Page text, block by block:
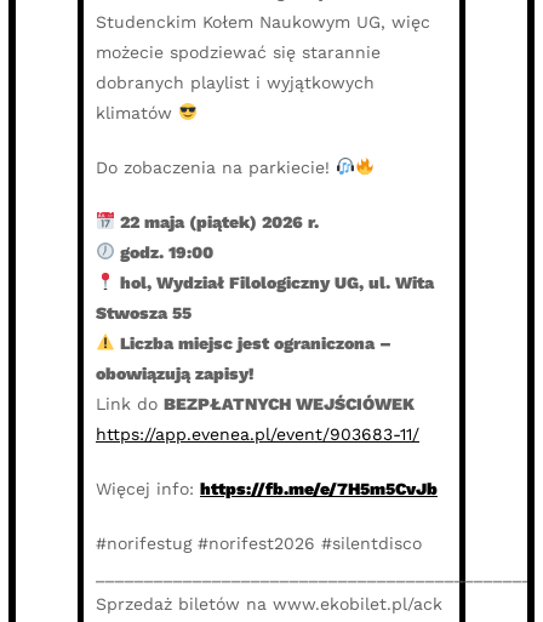
Studenckim Kołem Naukowym UG, więc
możecie spodziewać się starannie
dobranych playlist i wyjątkowych
klimatów
Do zobaczenia na parkiecie!
22 maja (piątek) 2026 r.
godz. 19:00
hol, Wydział Filologiczny UG, ul. Wita
Stwosza 55
Liczba miejsc jest ograniczona –
obowiązują zapisy!
Link do BEZPŁATNYCH WEJŚCIÓWEK
https://app.evenea.pl/event/903683-11/
Więcej info: https://fb.me/e/7H5m5CvJb
#norifestug #norifest2026 #silentdisco
Sprzedaż biletów na www.ekobilet.pl/ack